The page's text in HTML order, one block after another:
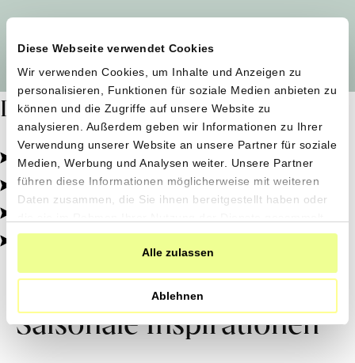
Diese Webseite verwendet Cookies
Wir verwenden Cookies, um Inhalte und Anzeigen zu
personalisieren, Funktionen für soziale Medien anbieten zu
können und die Zugriffe auf unsere Website zu
analysieren. Außerdem geben wir Informationen zu Ihrer
Verwendung unserer Website an unsere Partner für soziale
Medien, Werbung und Analysen weiter. Unsere Partner
führen diese Informationen möglicherweise mit weiteren
Daten zusammen, die Sie ihnen bereitgestellt haben oder
haben.
Alle zulassen
Ablehnen
Dafür stehen wir
Pestizidfrei angebaut, schonend verarbeitet.
Natürliche Zutaten, echter Geschmack.
Von kleinen Höfen, direkt zu dir.
100% transparent, 0% Zusatzstoffe.
Saisonale Inspirationen